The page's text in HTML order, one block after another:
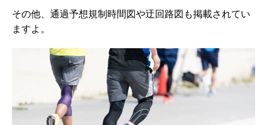
o
o
d
その他、通過予想規制時間図や迂回路図も掲載されてい
ますよ。